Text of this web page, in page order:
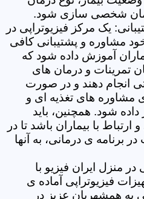
شخصی سازی شود.
یک مرکز فیزیوتراپی در
خود مشاوره و پشتیبانی کافی
آموزش داده شود که
تمرینات و درمان های
انجام دهند و در صورت
ی مشاوره های تغذیه ای و
شود. همچنین، باید
با بیماران باشد تا در
برنامه ی درمانی، به آنها
منزل ایران فیزیو با
فیزیوتراپی آماده ی
به همشهریان عزیز در